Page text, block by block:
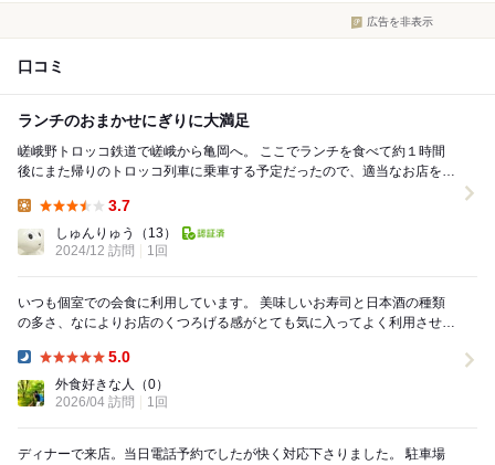
広告を非表示
口コミ
ランチのおまかせにぎりに大満足
嵯峨野トロッコ鉄道で嵯峨から亀岡へ。 ここでランチを食べて約１時間
後にまた帰りのトロッコ列車に乗車する予定だったので、適当なお店を事
3.7
しゅんりゅう
（13）
2024/12 訪問
1回
いつも個室での会食に利用しています。 美味しいお寿司と日本酒の種類
の多さ、なによりお店のくつろげる感がとても気に入ってよく利用させて
5.0
外食好きな人
（0）
2026/04 訪問
1回
ディナーで来店。当日電話予約でしたが快く対応下さりました。 駐車場